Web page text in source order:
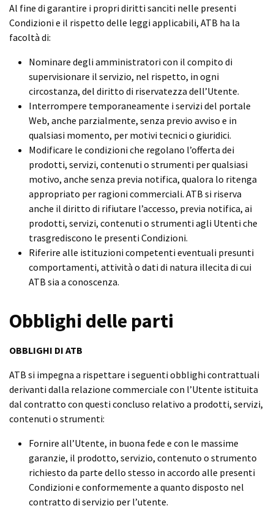
Al fine di garantire i propri diritti sanciti nelle presenti
Condizioni e il rispetto delle leggi applicabili, ATB ha la
facoltà di:
Nominare degli amministratori con il compito di
supervisionare il servizio, nel rispetto, in ogni
circostanza, del diritto di riservatezza dell’Utente.
Interrompere temporaneamente i servizi del portale
Web, anche parzialmente, senza previo avviso e in
qualsiasi momento, per motivi tecnici o giuridici.
Modificare le condizioni che regolano l’offerta dei
prodotti, servizi, contenuti o strumenti per qualsiasi
motivo, anche senza previa notifica, qualora lo ritenga
appropriato per ragioni commerciali. ATB si riserva
anche il diritto di rifiutare l’accesso, previa notifica, ai
prodotti, servizi, contenuti o strumenti agli Utenti che
trasgrediscono le presenti Condizioni.
Riferire alle istituzioni competenti eventuali presunti
comportamenti, attività o dati di natura illecita di cui
ATB sia a conoscenza.
Obblighi delle parti
OBBLIGHI DI ATB
ATB si impegna a rispettare i seguenti obblighi contrattuali
derivanti dalla relazione commerciale con l’Utente istituita
dal contratto con questi concluso relativo a prodotti, servizi,
contenuti o strumenti:
Fornire all’Utente, in buona fede e con le massime
garanzie, il prodotto, servizio, contenuto o strumento
richiesto da parte dello stesso in accordo alle presenti
Condizioni e conformemente a quanto disposto nel
contratto di servizio per l’utente.